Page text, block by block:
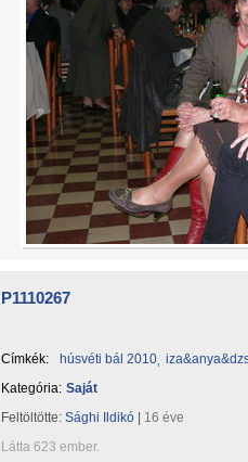
P1110267
Címkék: húsvéti bál 2010
Kategória: Saját
Feltöltötte: Sághi Ildikó
16 éve
Látta 623 ember.